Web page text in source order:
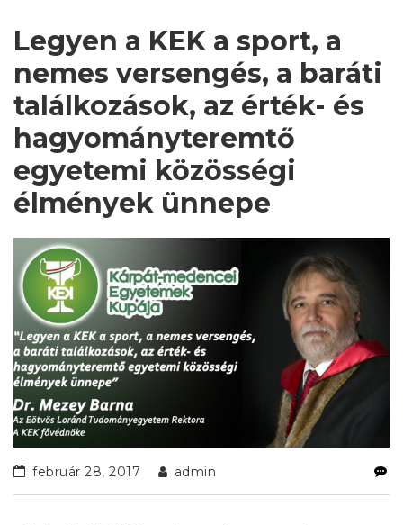
Legyen a KEK a sport, a
nemes versengés, a baráti
találkozások, az érték- és
hagyományteremtő
egyetemi közösségi
élmények ünnepe
február 28, 2017 admin